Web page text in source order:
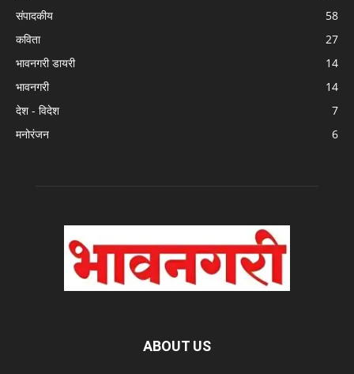
संपादकीय
58
कविता
27
भावनगरी डायरी
14
भावनगरी
14
देश - विदेश
7
मनोरंजन
6
ABOUT US